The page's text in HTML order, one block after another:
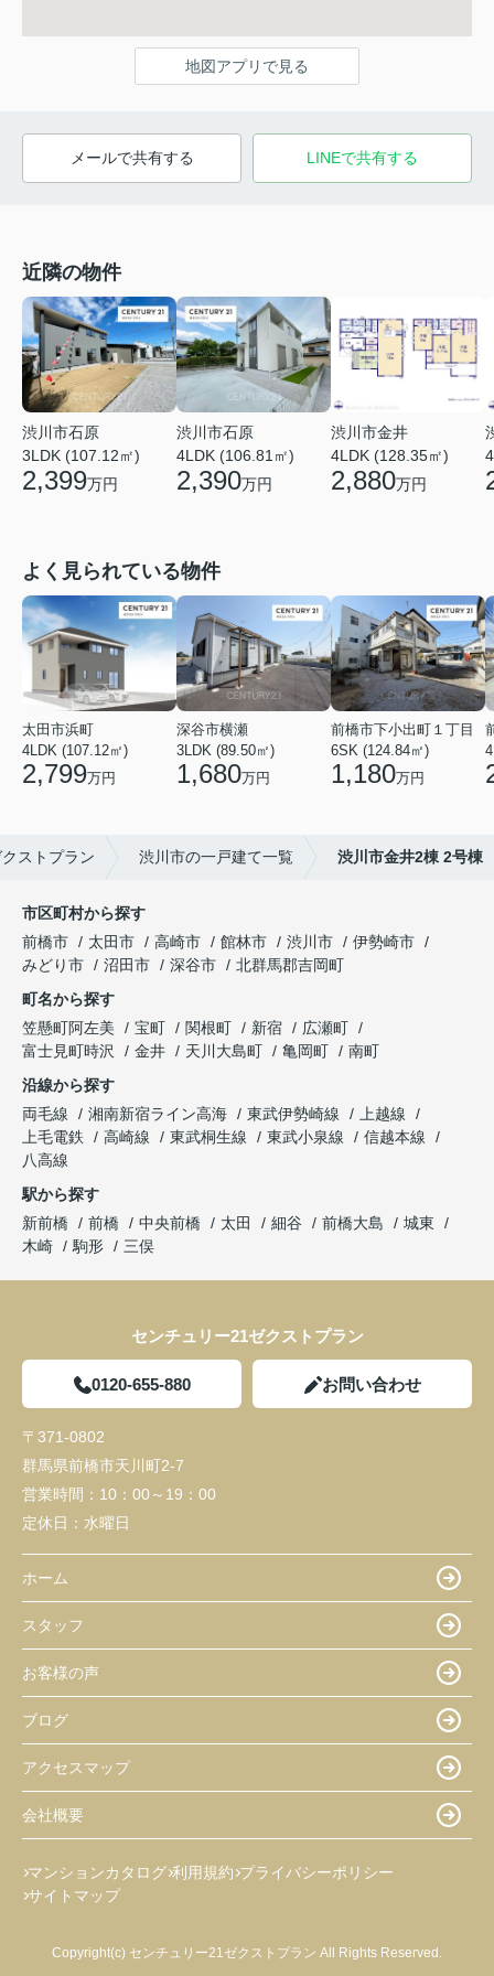
地図アプリで見る
メールで共有する LINEで共有する
近隣の物件
渋川市石原
3LDK (107.12㎡)
2,399万円
渋川市石原
4LDK (106.81㎡)
2,390万円
渋川市金井
4LDK (128.35㎡)
2,880万円
よく見られている物件
太田市浜町
4LDK (107.12㎡)
2,799万円
深谷市横瀬
3LDK (89.50㎡)
1,680万円
前橋市下小出町１丁目
6SK (124.84㎡)
1,180万円
ストプラン 渋川市の一戸建て一覧 渋川市金井2棟 2号棟
市区町村から探す
前橋市
太田市 高崎市 館林市 渋川市
伊勢崎市
みどり市
沼田市 深谷市
北群馬郡吉岡町
町名から探す
笠懸町阿左美
宝町 関根町 新宿
広瀬町
富士見町時沢
金井 天川大島町 亀岡町
南町
沿線から探す
両毛線
湘南新宿ライン高海 東武伊勢崎線
上越線
上毛電鉄
高崎線 東武桐生線 東武小泉線
信越本線
八高線
駅から探す
新前橋
前橋 中央前橋 太田 細谷 前橋大島
城東
木崎
駒形 三俣
センチュリー21ゼクストプラン
0120-655-880 お問い合わせ
〒371-0802
群馬県前橋市天川町2-7
営業時間： 10：00～19：00
定休日： 水曜日
ホーム
スタッフ
お客様の声
ブログ
アクセスマップ
会社概要
マンションカタログ 利用規約 プライバシーポリシー
サイトマップ
Copyright(c) センチュリー21ゼクストプラン All Rights Reserved.